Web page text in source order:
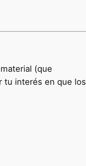
(que
tu interés en que los